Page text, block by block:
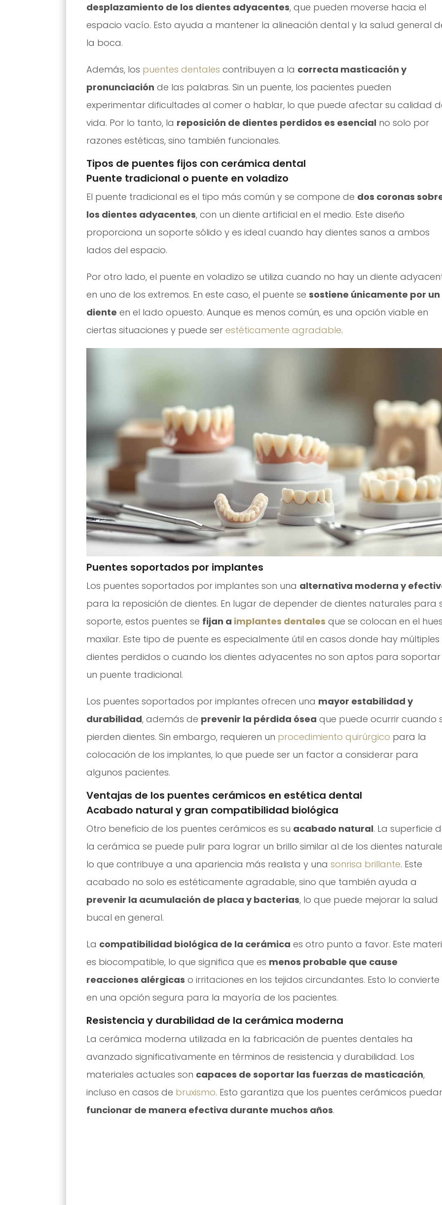
desplazamiento de los dientes adyacentes, que pueden moverse hacia el
espacio vacío. Esto ayuda a mantener la alineación dental y la salud general
la boca.
Además, los puentes dentales contribuyen a la correcta masticación y
pronunciación de las palabras. Sin un puente, los pacientes pueden
experimentar dificultades al comer o hablar, lo que puede afectar su calidad
vida. Por lo tanto, la reposición de dientes perdidos es esencial no solo por
razones estéticas, sino también funcionales.
Tipos de puentes fijos con cerámica dental
Puente tradicional o puente en voladizo
El puente tradicional es el tipo más común y se compone de dos coronas
los dientes adyacentes, con un diente artificial en el medio. Este diseño
proporciona un soporte sólido y es ideal cuando hay dientes sanos a ambos
lados del espacio.
Por otro lado, el puente en voladizo se utiliza cuando no hay un diente
en uno de los extremos. En este caso, el puente se sostiene únicamente por un
diente en el lado opuesto. Aunque es menos común, es una opción viable en
ciertas situaciones y puede ser estéticamente agradable.
Puentes soportados por implantes
Los puentes soportados por implantes son una alternativa moderna y
para la reposición de dientes. En lugar de depender de dientes naturales para
soporte, estos puentes se fijan a implantes dentales que se colocan en el
maxilar. Este tipo de puente es especialmente útil en casos donde hay múltiples
dientes perdidos o cuando los dientes adyacentes no son aptos para soportar
un puente tradicional.
Los puentes soportados por implantes ofrecen una mayor estabilidad y
durabilidad, además de prevenir la pérdida ósea que puede ocurrir cuando
pierden dientes. Sin embargo, requieren un procedimiento quirúrgico para la
colocación de los implantes, lo que puede ser un factor a considerar para
algunos pacientes.
Ventajas de los puentes cerámicos en estética dental
Acabado natural y gran compatibilidad biológica
Otro beneficio de los puentes cerámicos es su acabado natural. La superficie
la cerámica se puede pulir para lograr un brillo similar al de los dientes
lo que contribuye a una apariencia más realista y una sonrisa brillante. Este
acabado no solo es estéticamente agradable, sino que también ayuda a
prevenir la acumulación de placa y bacterias, lo que puede mejorar la salud
bucal en general.
La compatibilidad biológica de la cerámica es otro punto a favor. Este
es biocompatible, lo que significa que es menos probable que cause
reacciones alérgicas o irritaciones en los tejidos circundantes. Esto lo convierte
en una opción segura para la mayoría de los pacientes.
Resistencia y durabilidad de la cerámica moderna
La cerámica moderna utilizada en la fabricación de puentes dentales ha
avanzado significativamente en términos de resistencia y durabilidad. Los
materiales actuales son capaces de soportar las fuerzas de masticación,
incluso en casos de bruxismo. Esto garantiza que los puentes cerámicos
funcionar de manera efectiva durante muchos años.